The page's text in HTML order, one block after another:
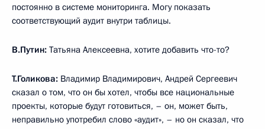
постоянно в системе мониторинга. Могу показать
соответствующий аудит внутри таблицы.
В.Путин: Татьяна Алексеевна, хотите добавить что-то?
Т.Голикова: Владимир Владимирович, Андрей Сергеевич
сказал о том, что он бы хотел, чтобы все национальные
проекты, которые будут готовиться, – он, может быть,
неправильно употребил слово «аудит», – но он сказал, что